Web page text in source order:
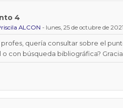
4
ALCON - lunes, 25 de octubre de
quería consultar sobre el
con búsqueda bibliográfica?